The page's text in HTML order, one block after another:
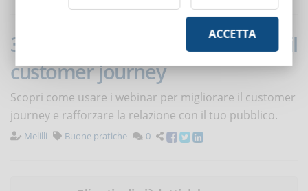
3 tipi di webinar che migliorano il
customer journey
Scopri come usare i webinar per migliorare il customer
journey e rafforzare la relazione con il tuo pubblico.
Melilli Buone pratiche 0
ACCETTA